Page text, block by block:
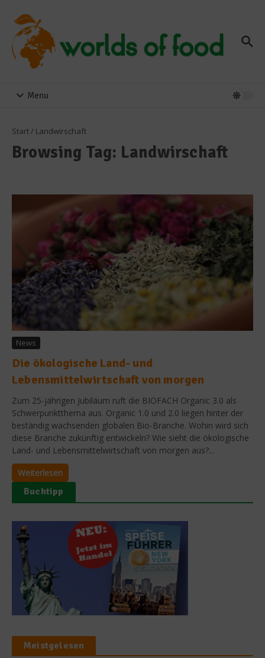
Menu
Start/ Landwirschaft
Browsing Tag: Landwirschaft
News
Die ökologische Land- und
Lebensmittelwirtschaft von morgen
Zum 25-jährigen Jubiläum ruft die BIOFACH Organic 3.0 als
Schwerpunktthema aus. Organic 1.0 und 2.0 liegen hinter der
beständig wachsenden globalen Bio-Branche. Wohin wird sich
diese Branche zukünftig entwickeln? Wie sieht die ökologische
Land- und Lebensmittelwirtschaft von morgen aus?...
Weiterlesen
Buchtipp
Meistgelesen